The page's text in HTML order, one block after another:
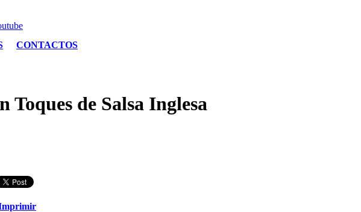
CONTACTOS
Toques de Salsa Inglesa